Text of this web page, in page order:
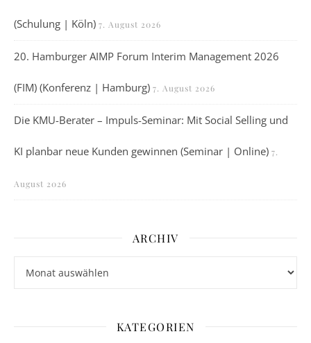
(Schulung | Köln) 7. August 2026
20. Hamburger AIMP Forum Interim Management 2026
(FIM) (Konferenz | Hamburg) 7. August 2026
Die KMU-Berater – Impuls-Seminar: Mit Social Selling und
KI planbar neue Kunden gewinnen (Seminar | Online) 7.
August 2026
ARCHIV
KATEGORIEN